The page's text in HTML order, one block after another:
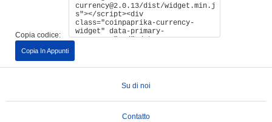
Copia codice:
Copia In Appunti
Su di noi
Contatto